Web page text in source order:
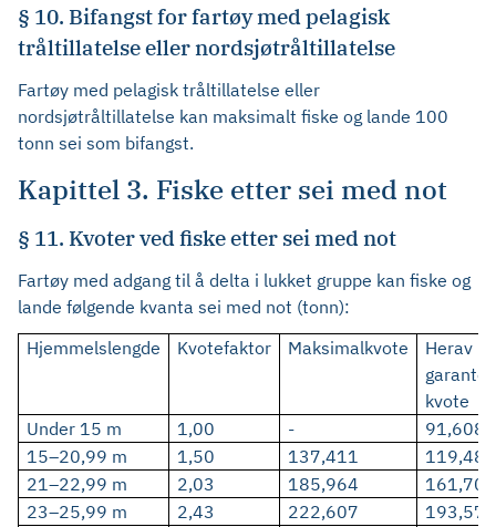
§ 10. Bifangst for fartøy med pelagisk
tråltillatelse eller nordsjøtråltillatelse
Fartøy med pelagisk tråltillatelse eller
nordsjøtråltillatelse kan maksimalt fiske og lande 100
tonn sei som bifangst.
Kapittel 3. Fiske etter sei med not
§ 11. Kvoter ved fiske etter sei med not
Fartøy med adgang til å delta i lukket gruppe kan fiske og
lande følgende kvanta sei med not (tonn):
Hjemmelslengde
Kvotefaktor Maksimalkvote
Herav
kvote
Under 15 m
1,00 -
91,608
15–20,99 m
1,50 137,411
119,488
21–22,99 m
2,03 185,964
161,707
23–25,99 m
2,43 222,607
193,571